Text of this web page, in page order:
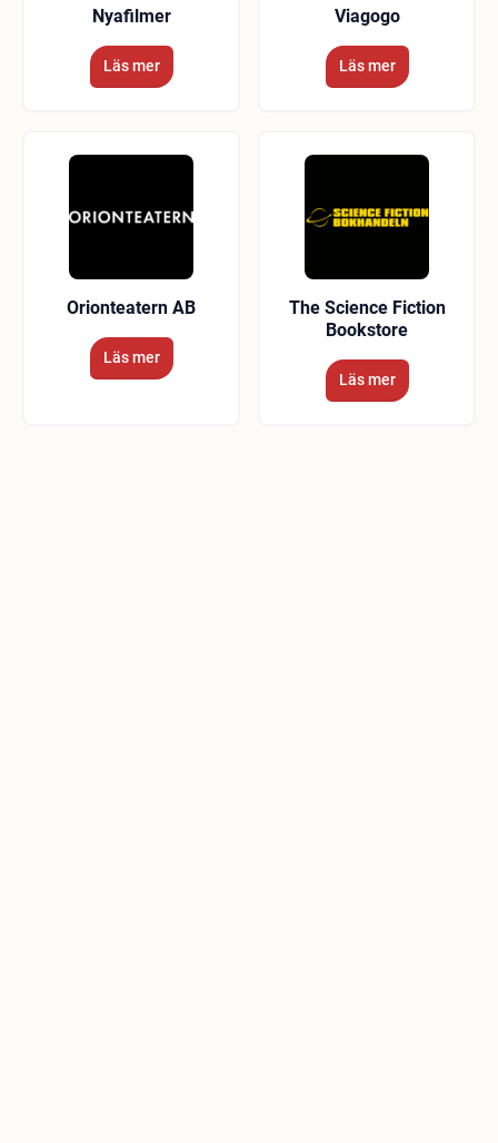
Nyafilmer
Läs mer
Viagogo
Läs mer
Orionteatern AB
Läs mer
The Science Fiction
Bookstore
Läs mer